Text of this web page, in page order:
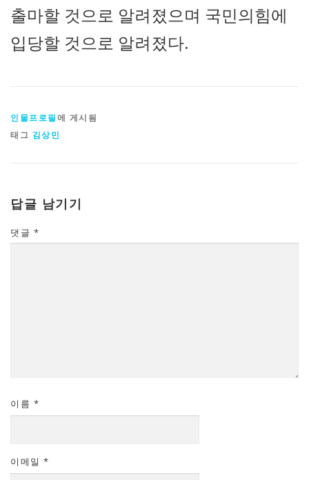
출마할 것으로 알려졌으며 국민의힘에
입당할 것으로 알려졌다.
인물프로필에 게시됨
태그 김상민
답글 남기기
댓글 *
이름 *
이메일 *